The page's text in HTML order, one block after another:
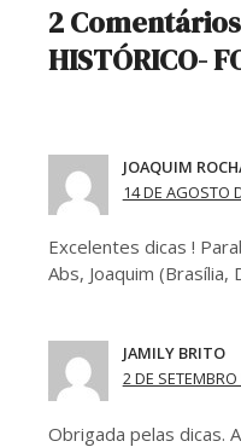
2
HISTÓRICO-
JOAQUIM
14 DE AGOSTO
Excelentes dicas !
Abs, Joaquim (Brasília,
JAMILY BRITO
2 DE
Obrigada pelas dicas.